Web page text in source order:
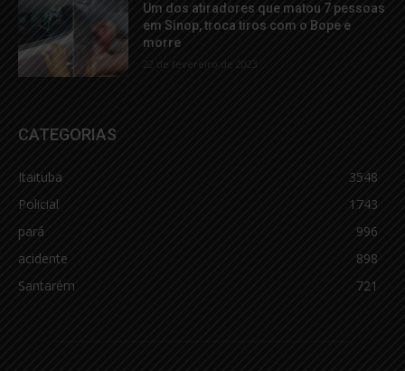
Um dos atiradores que matou 7 pessoas
em Sinop, troca tiros com o Bope e
morre
22 de fevereiro de 2023
CATEGORIAS
Itaituba
3548
Policial
1743
pará
996
acidente
898
Santarém
721